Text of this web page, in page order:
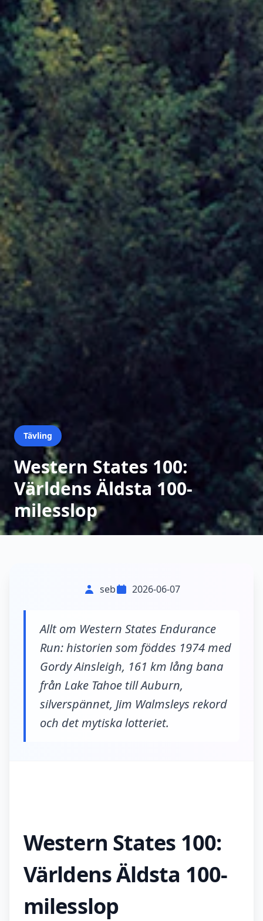
Tävling
Western States 100:
Världens Äldsta 100-
milesslop
seb 2026-06-07
Allt om Western States Endurance
Run: historien som föddes 1974 med
Gordy Ainsleigh, 161 km lång bana
från Lake Tahoe till Auburn,
silverspännet, Jim Walmsleys rekord
och det mytiska lotteriet.
Western States 100:
Världens Äldsta 100-
milesslop